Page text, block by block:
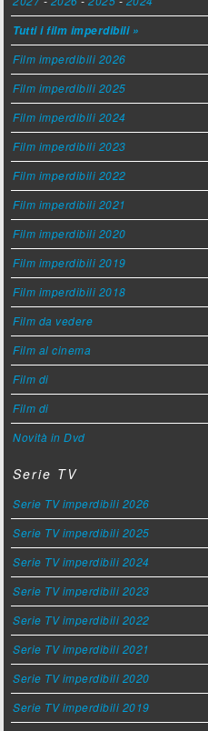
Tutti i film imperdibili »
Film imperdibili 2026
Film imperdibili 2025
Film imperdibili 2024
Film imperdibili 2023
Film imperdibili 2022
Film imperdibili 2021
Film imperdibili 2020
Film imperdibili 2019
Film imperdibili 2018
Film da vedere
Film al cinema
Film di
Film di
Novità in Dvd
Serie TV
Serie TV imperdibili 2026
Serie TV imperdibili 2025
Serie TV imperdibili 2024
Serie TV imperdibili 2023
Serie TV imperdibili 2022
Serie TV imperdibili 2021
Serie TV imperdibili 2020
Serie TV imperdibili 2019